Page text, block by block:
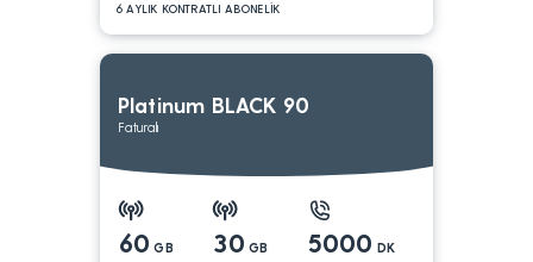
6 AYLIK KONTRATLI ABONELİK
Platinum BLACK 90
Faturalı
60 GB 30 GB 5000 DK